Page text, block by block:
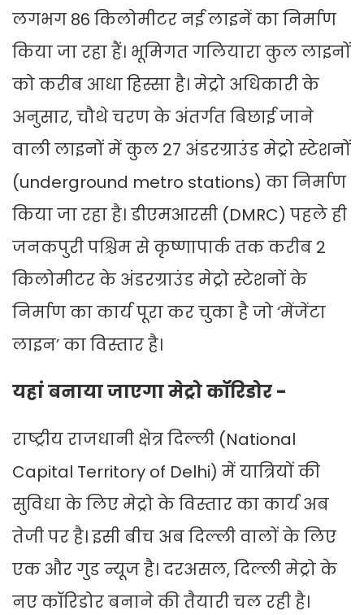
लगभग 86 किलोमीटर नई लाइनें का निर्माण
किया जा रहा हैं। भूमिगत गलियारा कुल लाइनों
को करीब आधा हिस्सा है। मेट्रो अधिकारी के
अनुसार, चौथे चरण के अंतर्गत बिछाई जाने
वाली लाइनों में कुल 27 अंडरग्राउंड मेट्रो स्टेशनों
(underground metro stations) का निर्माण
किया जा रहा है। डीएमआरसी (DMRC) पहले ही
जनकपुरी पश्चिम से कृष्णापार्क तक करीब 2
किलोमीटर के अंडरग्राउंड मेट्रो स्टेशनों के
निर्माण का कार्य पूरा कर चुका है जो ‘मेंजेंटा
लाइन’ का विस्तार है।
यहां बनाया जाएगा मेट्रो कॉरिडोर -
राष्ट्रीय राजधानी क्षेत्र दिल्ली (National
Capital Territory of Delhi) में यात्रियों की
सुविधा के लिए मेट्रो के विस्तार का कार्य अब
तेजी पर है। इसी बीच अब दिल्ली वालों के लिए
एक और गुड न्यूज है। दरअसल, दिल्ली मेट्रो के
नए कॉरिडोर बनाने की तैयारी चल रही है।